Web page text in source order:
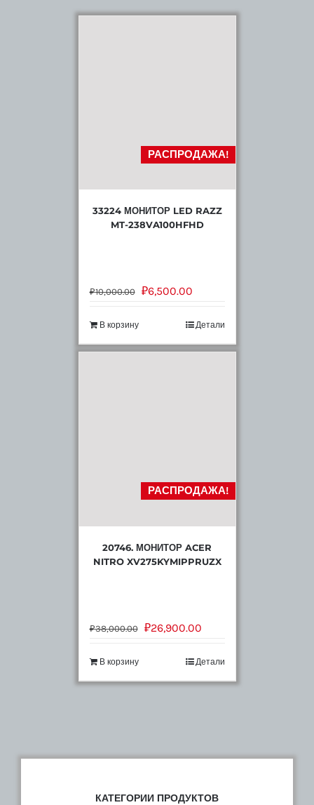
РАСПРОДАЖА!
33224 МОНИТОР LED RAZZ
MT-238VA100HFHD
₽10,000.00 ₽6,500.00
В корзину Детали
РАСПРОДАЖА!
20746. МОНИТОР ACER
NITRO XV275KYMIPPRUZX
₽38,000.00 ₽26,900.00
В корзину Детали
КАТЕГОРИИ ПРОДУКТОВ